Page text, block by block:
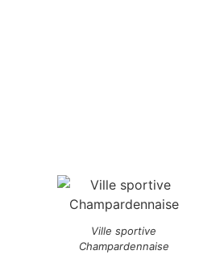
Ville sportive
Champardennaise